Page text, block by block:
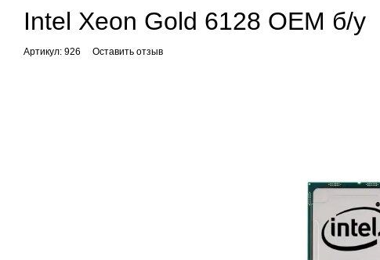
Intel Xeon Gold 6128 OEM б/у
Артикул: 926 Оставить отзыв